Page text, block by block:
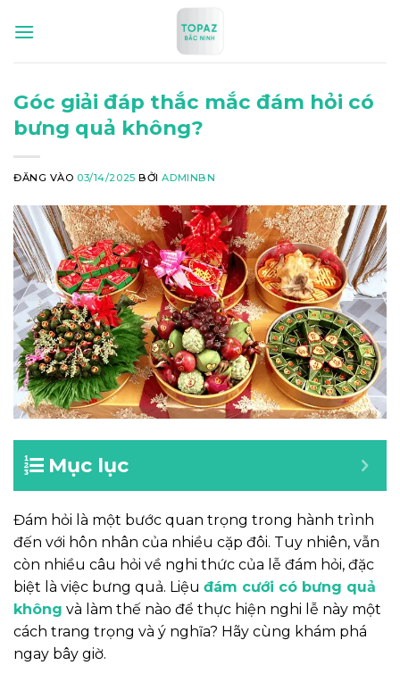
qua
Góc giải đáp thắc mắc đám hỏi có
bưng quả không?
ĐĂNG VÀO 03/14/2025 BỞIADMINBN
Mục lục
Đám hỏi là một bước quan trọng trong hành trình
đến với hôn nhân của nhiều cặp đôi. Tuy nhiên, vẫn
còn nhiều câu hỏi về nghi thức của lễ đám hỏi, đặc
biệt là việc bưng quả. Liệu đám cưới có bưng quả
không và làm thế nào để thực hiện nghi lễ này một
cách trang trọng và ý nghĩa? Hãy cùng khám phá
ngay bây giờ.